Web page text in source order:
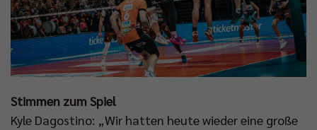
Stimmen zum Spiel
Kyle Dagostino: „Wir hatten heute wieder eine große